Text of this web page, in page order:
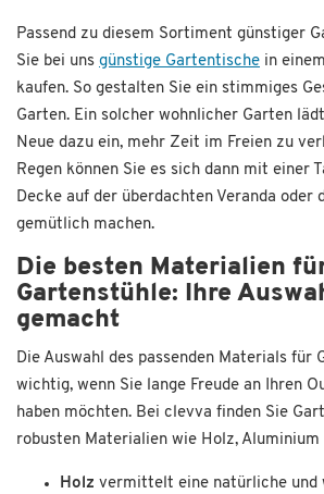
Passend zu diesem Sortiment günstiger
Sie bei uns günstige Gartentische in
kaufen. So gestalten Sie ein stimmiges
Garten. Ein solcher wohnlicher Garten
Neue dazu ein, mehr Zeit im Freien zu
Regen können Sie es sich dann mit einer
Decke auf der überdachten Veranda oder
gemütlich machen.
Die besten Materialien
Gartenstühle: Ihre
gemacht
Die Auswahl des passenden Materials für
wichtig, wenn Sie lange Freude an Ihren
haben möchten. Bei clevva finden Sie
robusten Materialien wie Holz,
Holz vermittelt eine natürliche und